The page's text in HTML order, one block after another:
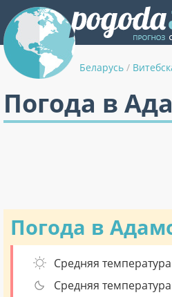
Беларусь /
Погода в
Погода в
Средняя
Средняя